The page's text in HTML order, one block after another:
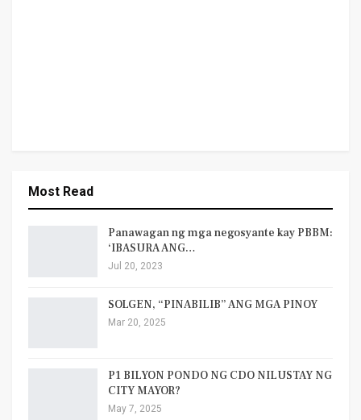
Most Read
Panawagan ng mga negosyante kay PBBM:
‘IBASURA ANG…
Jul 20, 2023
SOLGEN, “PINABILIB” ANG MGA PINOY
Mar 20, 2025
P1 BILYON PONDO NG CDO NILUSTAY NG
CITY MAYOR?
May 7, 2025